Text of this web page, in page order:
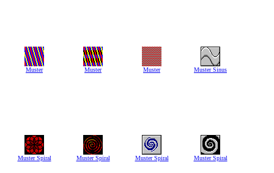
Muster Muster Muster Muster Sinus
Muster Spiral Muster Spiral Muster Spiral Muster Spiral